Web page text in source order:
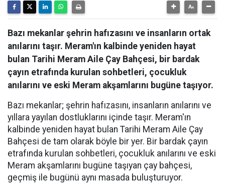
Bazı mekanlar şehrin hafızasını ve insanların ortak
anılarını taşır. Meram'ın kalbinde yeniden hayat
bulan Tarihi Meram Aile Çay Bahçesi, bir bardak
çayın etrafında kurulan sohbetleri, çocukluk
anılarını ve eski Meram akşamlarını bugüne taşıyor.
Bazı mekanlar; şehrin hafızasını, insanların anılarını ve
yıllara yayılan dostluklarını içinde taşır. Meram'ın
kalbinde yeniden hayat bulan Tarihi Meram Aile Çay
Bahçesi de tam olarak böyle bir yer. Bir bardak çayın
etrafında kurulan sohbetleri, çocukluk anılarını ve eski
Meram akşamlarını bugüne taşıyan çay bahçesi,
geçmiş ile bugünü aynı masada buluşturuyor.